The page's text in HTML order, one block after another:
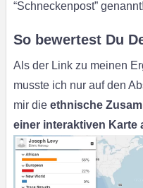
“Schneckenpost” genannt!
So bewertest Du
Als der Link zu meinen
musste ich nur auf den
mir die ethnische
einer interaktiven Karte